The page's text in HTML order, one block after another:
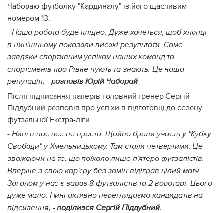
Чабораю футболку "Кардиналу" із його щасливим
номером 13.
- Наша робота буде плідно. Дуже хочеться, щоб хлопці
в нинішньому показали високі результати. Саме
завдяки спортивним успіхам наших команд та
спортсменів про Рівне чують та знають. Це наша
репутація, - розповів Юрій Чаборай.
Після підписання паперів головний тренер Сергій
Піддубний розповів про успіхи в підготовці до сезону
футзальної Екстра-ліги.
- Нині в нас все не просто. Щойно брали участь у "Кубку
Свободи" у Хмельницькому. Там стали четвертими. Це
зважаючи на те, що поїхало лише п'ятеро футзалістів.
Вперше з свою кар'єру без замін відіграв цілий матч.
Загалом у нас є зараз 8 футзалістів та 2 воротарі. Цього
дуже мало. Нині активно переглядаємо кандидатів на
підсилення, - поділився Сергій Піддубний.